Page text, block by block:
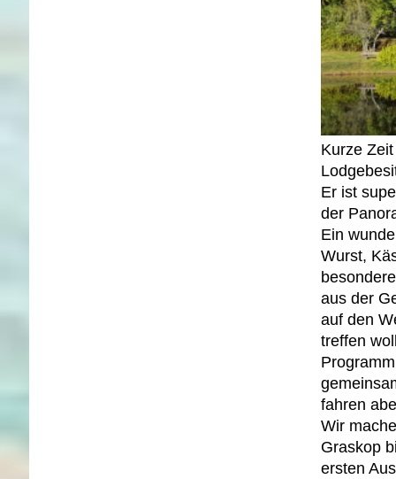
Kurze
Er ist
der
Ein
Wurst,
aus der
auf den
treffen
fahren
Wir
Graskop
ersten